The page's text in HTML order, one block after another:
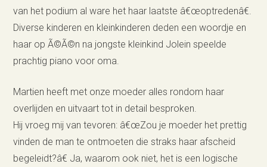
van het podium al ware het haar laatste â€œoptredenâ€.
Diverse kinderen en kleinkinderen deden een woordje en
haar op Ã©Ã©n na jongste kleinkind Jolein speelde
prachtig piano voor oma.
Martien heeft met onze moeder alles rondom haar
overlijden en uitvaart tot in detail besproken.
Hij vroeg mij van tevoren: â€œZou je moeder het prettig
vinden de man te ontmoeten die straks haar afscheid
begeleidt?â€ Ja, waarom ook niet, het is een logische